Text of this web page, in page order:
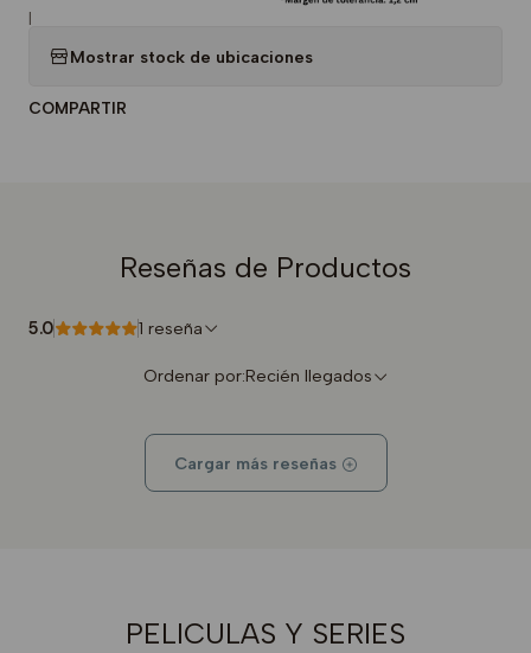
|
Mostrar stock de ubicaciones
COMPARTIR
Reseñas de Productos
5.0 1 reseña
Ordenar por:Recién llegados
Cargar más reseñas
PELICULAS Y SERIES